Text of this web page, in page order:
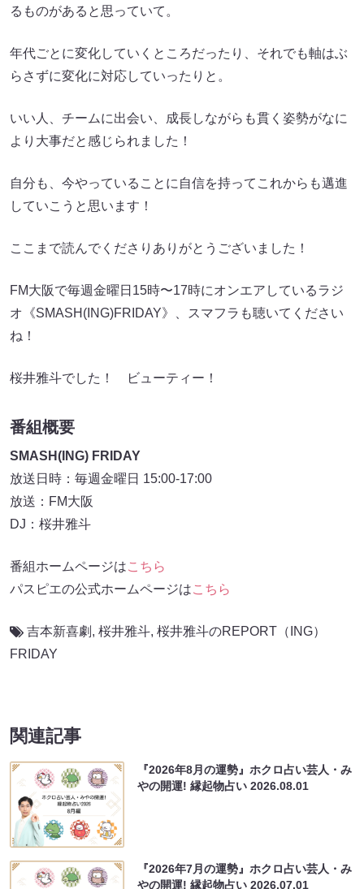
るものがあると思っていて。
年代ごとに変化していくところだったり、それでも軸はぶ
らさずに変化に対応していったりと。
いい人、チームに出会い、成長しながらも貫く姿勢がなに
より大事だと感じられました！
自分も、今やっていることに自信を持ってこれからも邁進
していこうと思います！
ここまで読んでくださりありがとうございました！
FM大阪で毎週金曜日15時〜17時にオンエアしているラジ
オ《SMASH(ING)FRIDAY》、スマフラも聴いてください
ね！
桜井雅斗でした！ ビューティー！
番組概要
SMASH(ING) FRIDAY
放送日時：毎週金曜日 15:00-17:00
放送：FM大阪
DJ：桜井雅斗
番組ホームページはこちら
パスピエの公式ホームページはこちら
吉本新喜劇 , 桜井雅斗, 桜井雅斗のREPORT（ING）
FRIDAY
関連記事
『2026年8月の運勢』ホクロ占い芸人・み
やの開運! 縁起物占い2026.08.01
『2026年7月の運勢』ホクロ占い芸人・み
やの開運! 縁起物占い2026.07.01